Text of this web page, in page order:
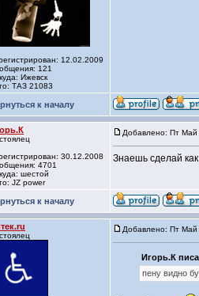
12.02.2009
121
Ижевск
ТАЗ 21083
к началу
30.12.2008
4701
шестой
JZ power
Добавлено: Пт
Знаешь сделай
к началу
Добавлено: Пт
Игорь.К
пену видно